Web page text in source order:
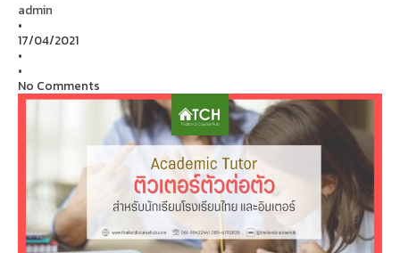
admin
•
17/04/2021
•
•
No Comments